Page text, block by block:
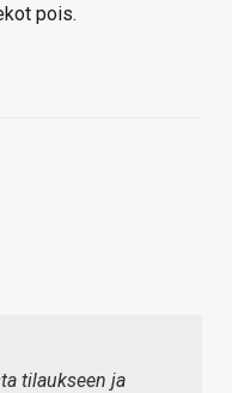
pois.
tilaukseen ja